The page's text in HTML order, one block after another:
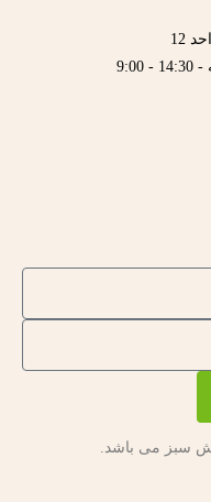
سبز می باشد.